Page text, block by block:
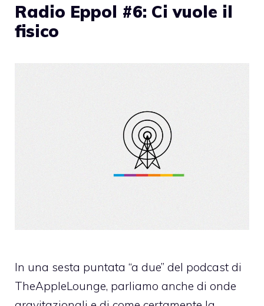
Radio Eppol #6: Ci vuole il
fisico
In una sesta puntata “a due” del podcast di
TheAppleLounge, parliamo anche di onde